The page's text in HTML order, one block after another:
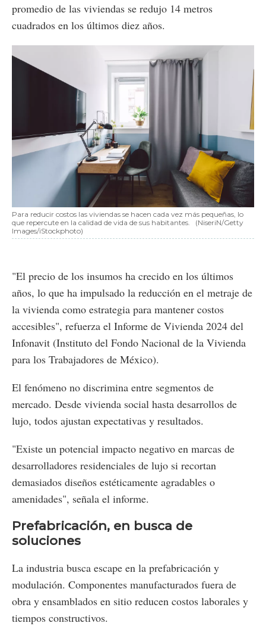
promedio de las viviendas se redujo 14 metros
cuadrados en los últimos diez años.
Para reducir costos las viviendas se hacen cada vez más pequeñas, lo
que repercute en la calidad de vida de sus habitantes.
(NiseriN/Getty
Images/iStockphoto)
"El precio de los insumos ha crecido en los últimos
años, lo que ha impulsado la reducción en el metraje de
la vivienda como estrategia para mantener costos
accesibles", refuerza el Informe de Vivienda 2024 del
Infonavit (Instituto del Fondo Nacional de la Vivienda
para los Trabajadores de México).
El fenómeno no discrimina entre segmentos de
mercado. Desde vivienda social hasta desarrollos de
lujo, todos ajustan expectativas y resultados.
"Existe un potencial impacto negativo en marcas de
desarrolladores residenciales de lujo si recortan
demasiados diseños estéticamente agradables o
amenidades", señala el informe.
Prefabricación, en busca de
soluciones
La industria busca escape en la prefabricación y
modulación. Componentes manufacturados fuera de
obra y ensamblados en sitio reducen costos laborales y
tiempos constructivos.